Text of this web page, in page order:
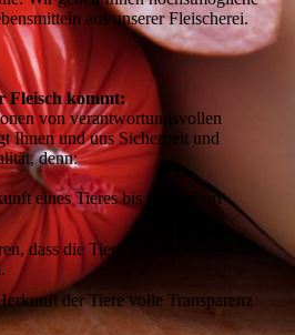
aus unserer Fleischerei.
Fleisch kommt:
von verantwortungsvollen
Ihnen und uns Sicherheit und
denn:
eines Tieres bis zur Geburt
dass die Tiere artgerecht gehalten
der Tiere volle Transparenz